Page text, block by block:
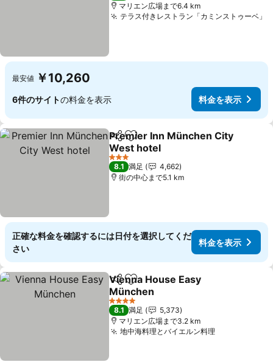
マリエン広場まで6.4 km
テラス付きレストラン「カミンストゥーベ」
最安値 ￥10,260
6件のサイトの料金を表示 料金を表示
シェアお気に入りに追加
Premier Inn München City
West hotel
料金を表示
3 ホテルのランク
8.1 満足
4,662
街の中心まで5.1 km
正確な料金を確認するには日付を選択してくだ
さい
料金を表示
シェアお気に入りに追加
Vienna House Easy
München
料金を表示
4 ホテルのランク
8.1 満足
5,373
マリエン広場まで3.2 km
地中海料理とバイエルン料理料金を表示